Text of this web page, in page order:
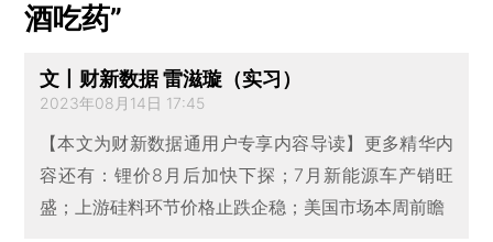
酒吃药”
文丨财新数据 雷滋璇（实习）
2023年08月14日 17:45
【本文为财新数据通用户专享内容导读】更多精华内
容还有：锂价8月后加快下探；7月新能源车产销旺
盛；上游硅料环节价格止跌企稳；美国市场本周前瞻